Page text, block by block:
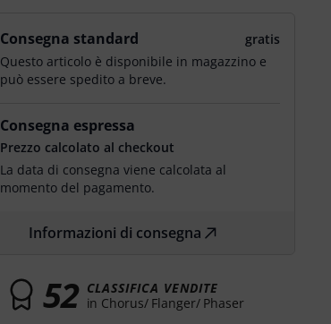
Consegna standard
gratis
Questo articolo è disponibile in magazzino e
può essere spedito a breve.
Consegna espressa
Prezzo calcolato al checkout
La data di consegna viene calcolata al
momento del pagamento.
Informazioni di consegna
52 CLASSIFICA VENDITE
in Chorus/ Flanger/ Phaser